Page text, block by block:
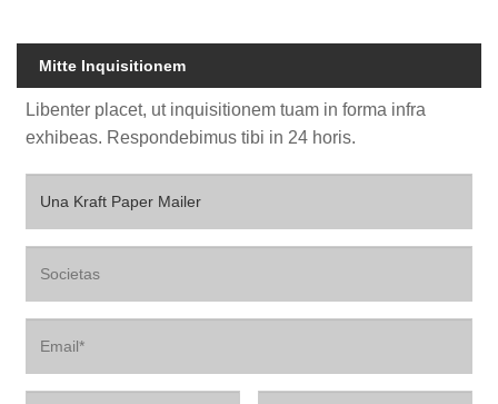
Mitte Inquisitionem
Libenter placet, ut inquisitionem tuam in forma infra
exhibeas. Respondebimus tibi in 24 horis.